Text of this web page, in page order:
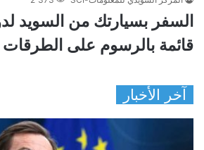
السفر بسيارتك من السويد
قائمة بالرسوم على الطرقات
آخر الأخبار